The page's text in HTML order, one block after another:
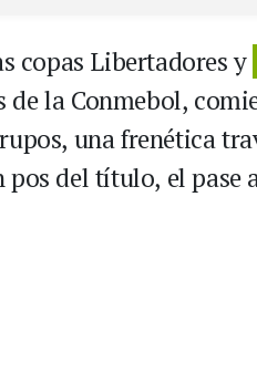
copas Libertadores y
la Conmebol,
una frenética
pos del título, el pase